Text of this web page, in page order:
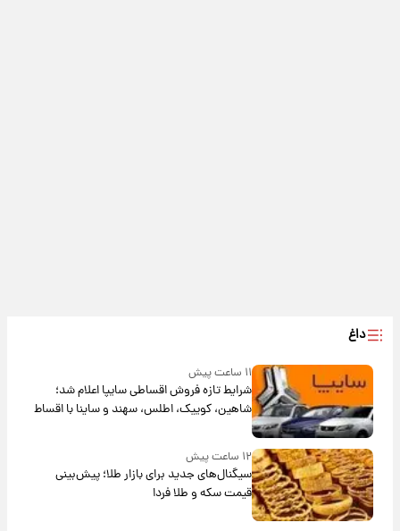
داغ
۱۱ ساعت پیش
شرایط تازه فروش اقساطی سایپا اعلام شد؛
شاهین، کوییک، اطلس، سهند و ساینا با اقساط
بلندمدت + جدول
۱۲ ساعت پیش
سیگنال‌های جدید برای بازار طلا؛ پیش‌بینی
قیمت سکه و طلا فردا